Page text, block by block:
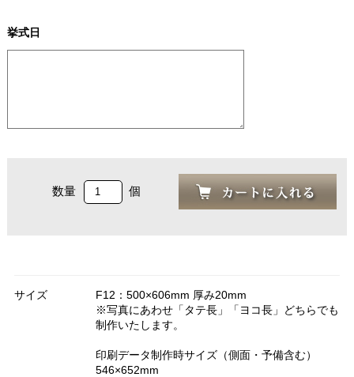
挙式日
数量 個
サイズ
F12：500×606mm 厚み20mm
※写真にあわせ「タテ長」「ヨコ長」どちらでも
制作いたします。
印刷データ制作時サイズ（側面・予備含む）
546×652mm